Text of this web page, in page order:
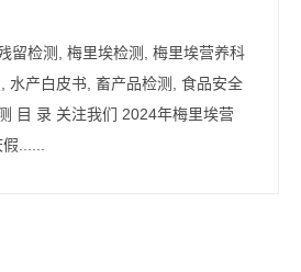
留检测, 梅里埃检测, 梅里埃营养科
水产白皮书, 畜产品检测, 食品安全
目 录 关注我们 2024年梅里埃营
......